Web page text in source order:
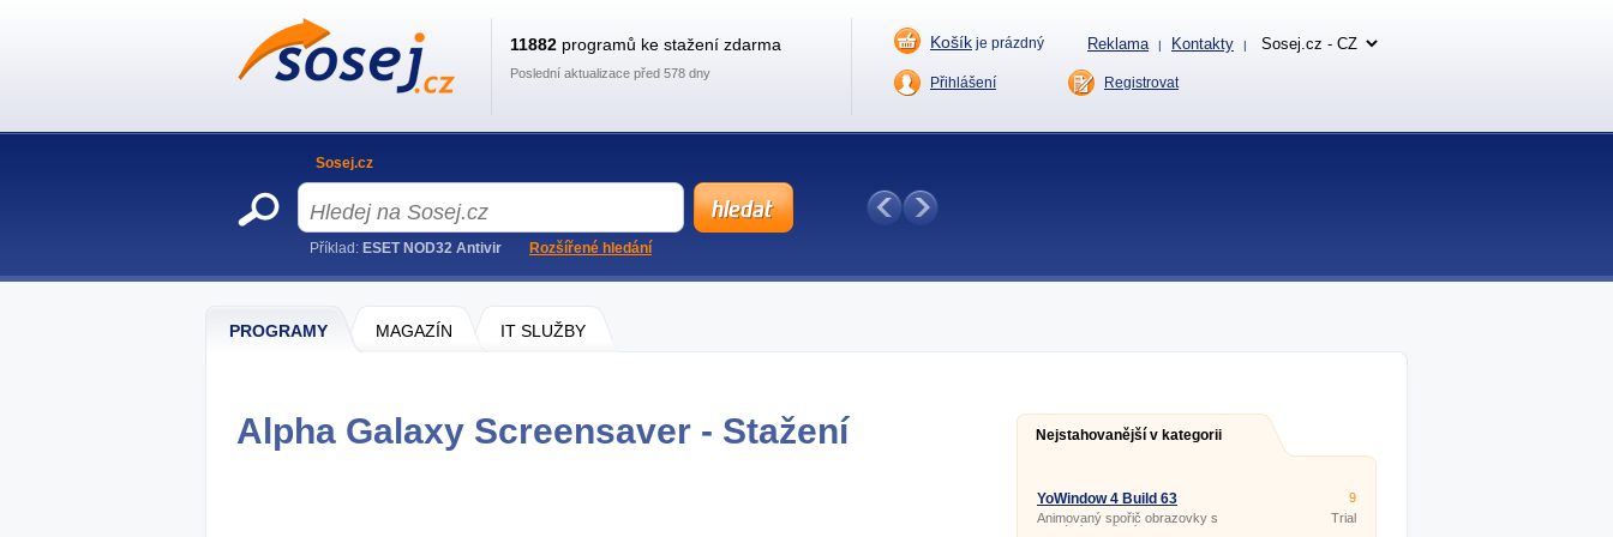
PROGRAMY MAGAZÍN IT SLUŽBY
Alpha Galaxy Screensaver - Stažení Nejstahovanější v kategorii
YoWindow 4 Build 63
Animovaný spořič obrazovky s
aktuálním počasím.
9
Trial
11882 programů ke stažení zdarma
Poslední aktualizace před 578 dny
Košík je prázdný Reklama | Kontakty |
Přihlášení Registrovat
Sosej.cz
Příklad: ESET NOD32 Antivir Rozšířené hledání